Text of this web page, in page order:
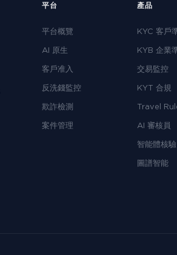
平台
平台概覽
AI 原生
客戶准入
反洗錢監控
欺詐檢測
案件管理
產品
KYC 客戶
KYB 企業
交易監控
KYT 合規
Travel
AI 審核員
智能體核驗
圖譜智能